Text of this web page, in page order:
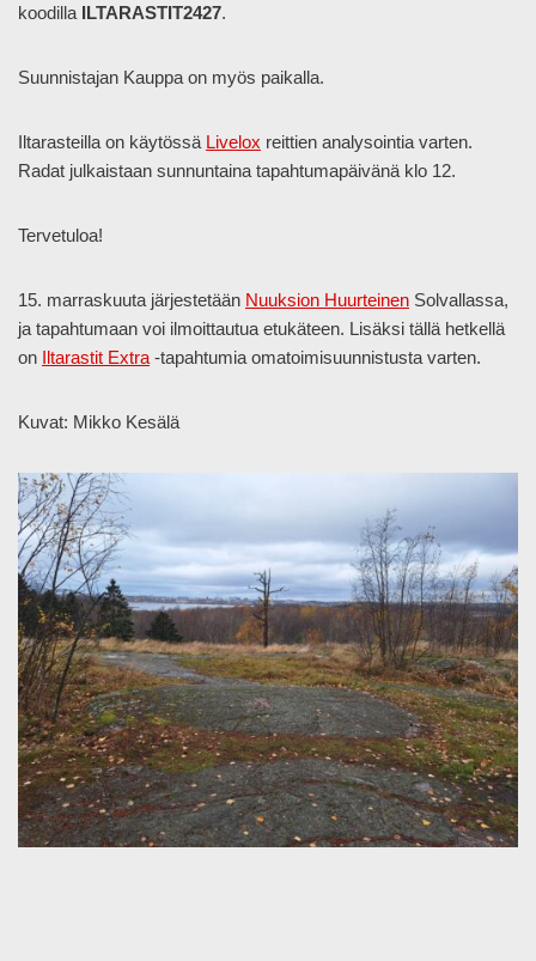
koodilla ILTARASTIT2427.
Suunnistajan Kauppa on myös paikalla.
Iltarasteilla on käytössä Livelox reittien analysointia varten.
Radat julkaistaan sunnuntaina tapahtumapäivänä klo 12.
Tervetuloa!
15. marraskuuta järjestetään Nuuksion Huurteinen Solvallassa,
ja tapahtumaan voi ilmoittautua etukäteen. Lisäksi tällä hetkellä
on Iltarastit Extra -tapahtumia omatoimisuunnistusta varten.
Kuvat: Mikko Kesälä